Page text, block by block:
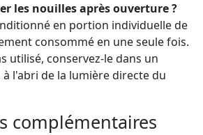
les nouilles après ouverture ?
en portion individuelle de
consommé en une seule fois.
utilisé, conservez-le dans un
l'abri de la lumière directe du
complémentaires